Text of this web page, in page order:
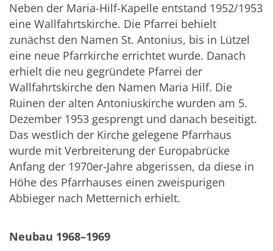
Neben der Maria-Hilf-Kapelle entstand 1952/1953
eine Wallfahrtskirche. Die Pfarrei behielt
zunächst den Namen St. Antonius, bis in Lützel
eine neue Pfarrkirche errichtet wurde. Danach
erhielt die neu gegründete Pfarrei der
Wallfahrtskirche den Namen Maria Hilf. Die
Ruinen der alten Antoniuskirche wurden am 5.
Dezember 1953 gesprengt und danach beseitigt.
Das westlich der Kirche gelegene Pfarrhaus
wurde mit Verbreiterung der Europabrücke
Anfang der 1970er-Jahre abgerissen, da diese in
Höhe des Pfarrhauses einen zweispurigen
Abbieger nach Metternich erhielt.
Neubau 1968–1969